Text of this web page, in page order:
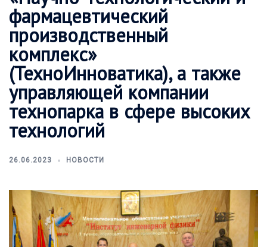
фармацевтический
производственный
комплекс»
(ТехноИнноватика), а также
управляющей компании
технопарка в сфере высоких
технологий
26.06.2023 НОВОСТИ